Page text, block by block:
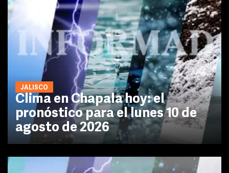
JALISCO
Clima en Chapala hoy: el
pronóstico para el lunes 10 de
agosto de 2026